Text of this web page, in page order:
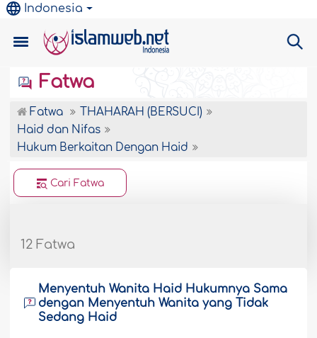
Indonesia
Fatwa
Fatwa
THAHARAH (BERSUCI)
Haid dan Nifas
Hukum Berkaitan Dengan Haid
Cari Fatwa
12 Fatwa
Menyentuh Wanita Haid Hukumnya Sama
dengan Menyentuh Wanita yang Tidak
Sedang Haid